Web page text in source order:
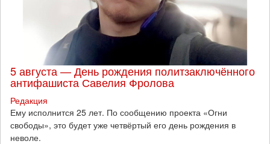
5 августа — День рождения политзаключённого
антифашиста Савелия Фролова
Редакция
Ему исполнится 25 лет. По сообщению проекта «Огни
свободы», это будет уже четвёртый его день рождения в
неволе.